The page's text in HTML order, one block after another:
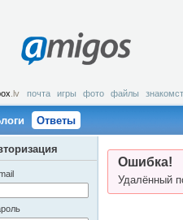
amigos
.lv почта игры фото файлы
Ответы
Ошибка!
Удалённый